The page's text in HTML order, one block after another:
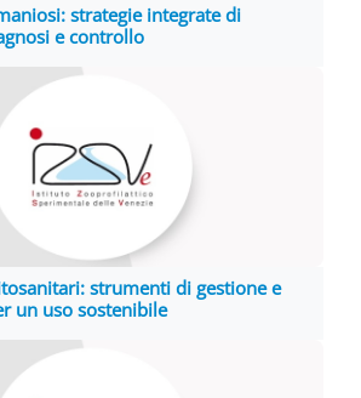
strategie integrate di
e controllo
strumenti di gestione e
un uso sostenibile